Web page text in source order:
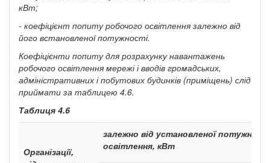
кВт;
- коефіцієнт попиту робочого освітлення залежно від
його встановленої потужності.
Коефіцієнти попиту для розрахунку навантажень
робочого освітлення мережі і вводів громадських,
адміністративних і побутових будинків (приміщень) слід
приймати за таблицею 4.6.
Таблиця 4.6
Організації,
залежно від установленої
освітлення, кВт